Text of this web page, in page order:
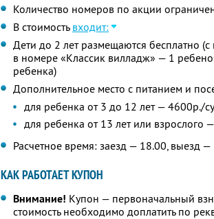
Количество номеров по акции
В стоимость входит:
Дети до 2 лет размещаются бесплатно
в номере «Классик вилладж» — 1
ребенка)
Дополнительное место с питанием и
для ребенка от 3 до 12 лет — 4600р./
для ребенка от 13 лет или взрослого
Расчетное время: заезд — 18.00, выезд —
КАК РАБОТАЕТ КУПОН
Внимание! Купон — первоначальный
стоимость необходимо доплатить по